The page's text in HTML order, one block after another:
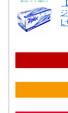
L